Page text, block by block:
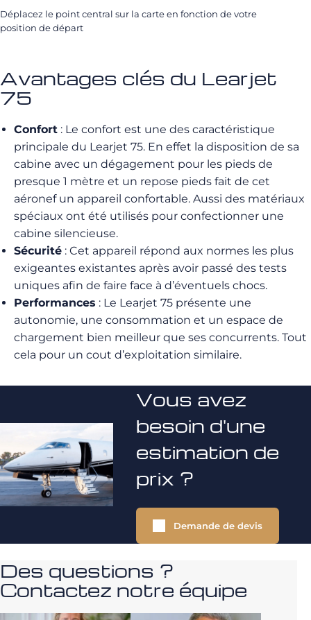
Déplacez le point central sur la carte en fonction de votre
position de départ
Avantages clés du Learjet
75
Confort : Le confort est une des caractéristique
principale du Learjet 75. En effet la disposition de sa
cabine avec un dégagement pour les pieds de
presque 1 mètre et un repose pieds fait de cet
aéronef un appareil confortable. Aussi des matériaux
spéciaux ont été utilisés pour confectionner une
cabine silencieuse.
Sécurité : Cet appareil répond aux normes les plus
exigeantes existantes après avoir passé des tests
uniques afin de faire face à d’éventuels chocs.
Performances : Le Learjet 75 présente une
autonomie, une consommation et un espace de
chargement bien meilleur que ses concurrents. Tout
cela pour un cout d’exploitation similaire.
Vous avez
besoin d'une
estimation de
prix ?
Demande de devis
Des questions ?
Contactez notre équipe